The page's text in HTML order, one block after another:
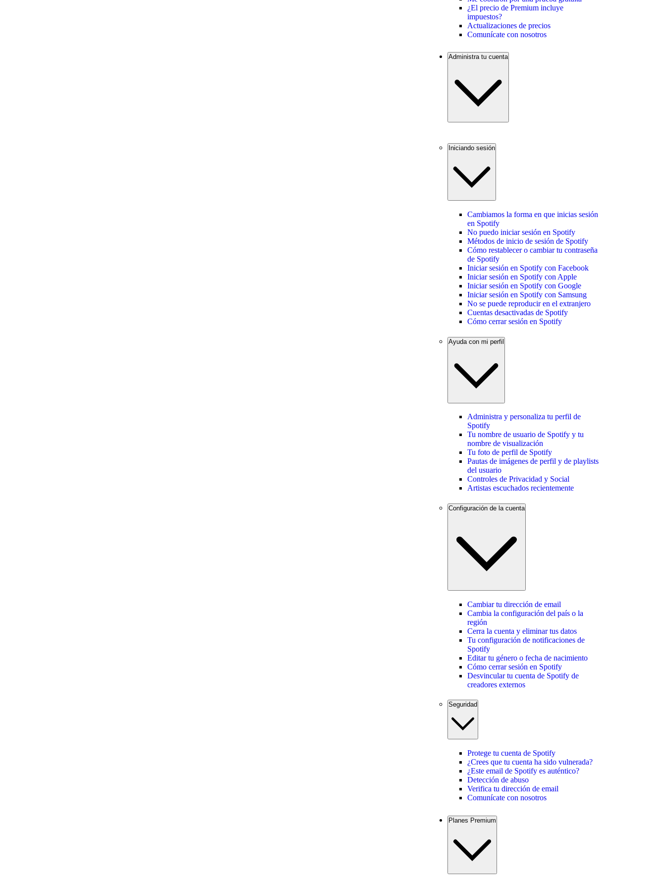
¿El precio de Premium incluye
impuestos?
Actualizaciones de precios
Comunícate con nosotros
Administra tu cuenta
Iniciando sesión
Cambiamos la forma en que inicias sesión
en Spotify
No puedo iniciar sesión en Spotify
Métodos de inicio de sesión de Spotify
Cómo restablecer o cambiar tu contraseña
de Spotify
Iniciar sesión en Spotify con Facebook
Iniciar sesión en Spotify con Apple
Iniciar sesión en Spotify con Google
Iniciar sesión en Spotify con Samsung
No se puede reproducir en el extranjero
Cuentas desactivadas de Spotify
Cómo cerrar sesión en Spotify
Ayuda con mi perfil
Administra y personaliza tu perfil de
Spotify
Tu nombre de usuario de Spotify y tu
nombre de visualización
Tu foto de perfil de Spotify
Pautas de imágenes de perfil y de playlists
del usuario
Controles de Privacidad y Social
Artistas escuchados recientemente
Configuración de la cuenta
Cambiar tu dirección de email
Cambia la configuración del país o la
región
Cerra la cuenta y eliminar tus datos
Tu configuración de notificaciones de
Spotify
Editar tu género o fecha de nacimiento
Cómo cerrar sesión en Spotify
Desvincular tu cuenta de Spotify de
creadores externos
Seguridad
Protege tu cuenta de Spotify
¿Crees que tu cuenta ha sido vulnerada?
¿Este email de Spotify es auténtico?
Detección de abuso
Verifica tu dirección de email
Comunícate con nosotros
Planes Premium